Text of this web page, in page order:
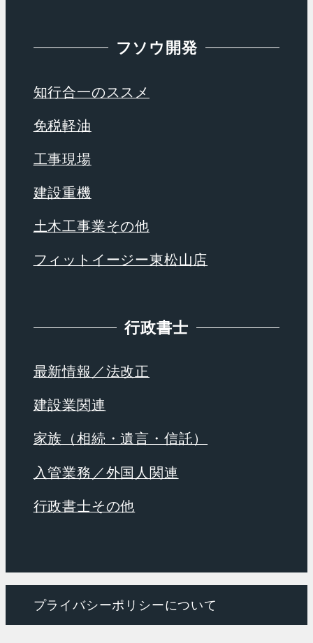
フソウ開発
知行合一のススメ
免税軽油
工事現場
建設重機
土木工事業その他
フィットイージー東松山店
行政書士
最新情報／法改正
建設業関連
家族（相続・遺言・信託）
入管業務／外国人関連
行政書士その他
プライバシーポリシーについて